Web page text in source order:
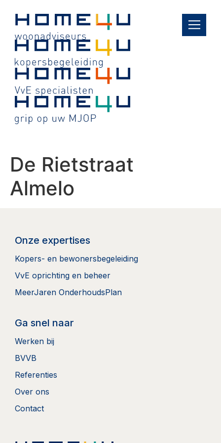
inhoud
De Rietstraat
Almelo
Onze expertises
Kopers- en bewonersbegeleiding
VvE oprichting en beheer
MeerJaren OnderhoudsPlan
Ga snel naar
Werken bij
BVVB
Referenties
Over ons
Contact